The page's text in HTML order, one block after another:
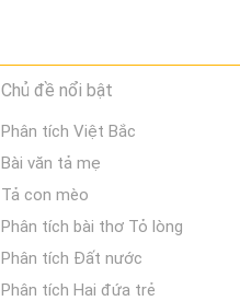
Chủ đề nổi bật
Phân tích Việt Bắc
Bài văn tả mẹ
Tả con mèo
Phân tích bài thơ Tỏ lòng
Phân tích Đất nước
Phân tích Hai đứa trẻ